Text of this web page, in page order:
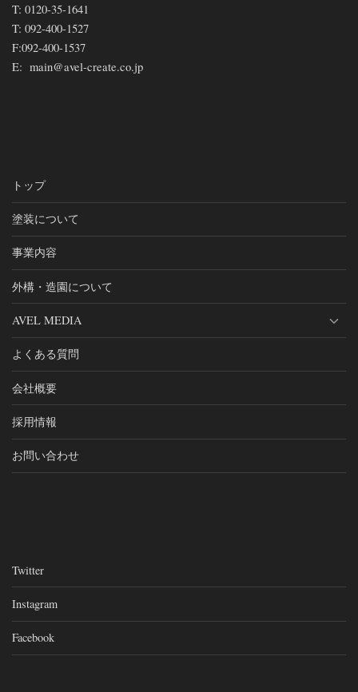
T: 0120-35-1641
T: 092-400-1527
F:092-400-1537
E: main@avel-create.co.jp
トップ
塗装について
事業内容
外構・造園について
AVEL MEDIA
よくある質問
会社概要
採用情報
お問い合わせ
Twitter
Instagram
Facebook